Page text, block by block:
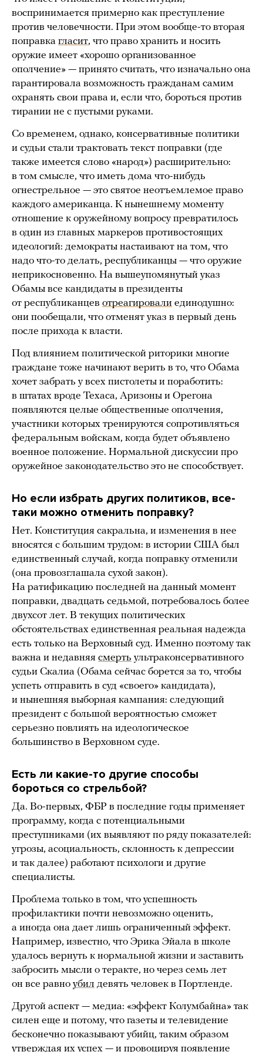
воспринимается примерно как преступление
против человечности. При этом вообще-то вторая
поправка гласит, что право хранить и носить
оружие имеет «хорошо организованное
ополчение» — принято считать, что изначально она
гарантировала возможность гражданам самим
охранять свои права и, если что, бороться против
тирании не с пустыми руками.
Со временем, однако, консервативные политики
и судьи стали трактовать текст поправки (где
также имеется слово «народ») расширительно:
в том смысле, что иметь дома что-нибудь
огнестрельное — это святое неотъемлемое право
каждого американца. К нынешнему моменту
отношение к оружейному вопросу превратилось
в один из главных маркеров противостоящих
идеологий: демократы настаивают на том, что
надо что-то делать, республиканцы — что оружие
неприкосновенно. На вышеупомянутый указ
Обамы все кандидаты в президенты
от республиканцев отреагировали единодушно:
они пообещали, что отменят указ в первый день
после прихода к власти.
Под влиянием политической риторики многие
граждане тоже начинают верить в то, что Обама
хочет забрать у всех пистолеты и поработить:
в штатах вроде Техаса, Аризоны и Орегона
появляются целые общественные ополчения,
участники которых тренируются сопротивляться
федеральным войскам, когда будет объявлено
военное положение. Нормальной дискуссии про
оружейное законодательство это не способствует.
Но если избрать других политиков, все-
таки можно отменить поправку?
Нет. Конституция сакральна, и изменения в нее
вносятся с большим трудом: в истории США был
единственный случай, когда поправку отменили
(она провозглашала сухой закон).
На ратификацию последней на данный момент
поправки, двадцать седьмой, потребовалось более
двухсот лет. В текущих политических
обстоятельствах единственная реальная надежда
есть только на Верховный суд. Именно поэтому так
важна и недавняя смерть ультраконсервативного
судьи Скалиа (Обама сейчас борется за то, чтобы
успеть отправить в суд «своего» кандидата),
и нынешняя выборная кампания: следующий
президент с большой вероятностью сможет
серьезно повлиять на идеологическое
большинство в Верховном суде.
Есть ли какие-то другие способы
бороться со стрельбой?
Да. Во-первых, ФБР в последние годы применяет
программу, когда с потенциальными
преступниками (их выявляют по ряду показателей:
угрозы, асоциальность, склонность к депрессии
и так далее) работают психологи и другие
специалисты.
Проблема только в том, что успешность
профилактики почти невозможно оценить,
а иногда она дает лишь ограниченный эффект.
Например, известно, что Эрика Эйала в школе
удалось вернуть к нормальной жизни и заставить
забросить мысли о теракте, но через семь лет
он все равно убил девять человек в Портленде.
Другой аспект — медиа: «эффект Колумбайна» так
силен еще и потому, что газеты и телевидение
бесконечно показывают убийц, таким образом
утверждая их успех — и провоцируя появление